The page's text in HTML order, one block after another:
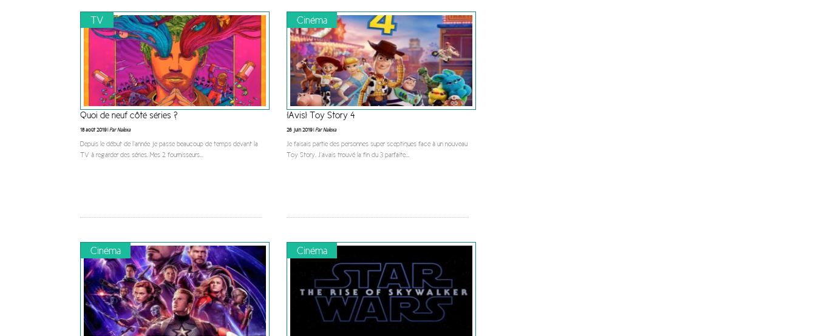
TV
Quoi de neuf côté séries ?
18 août 2019 |Par Nalexa
Depuis le début de l’année je passe beaucoup de temps devant la
TV à regarder des séries. Mes 2 fournisseurs...
Cinéma
[Avis] Toy Story 4
26 juin 2019 |Par Nalexa
Je faisais partie des personnes super sceptiques face à un nouveau
Toy Story. J’avais trouvé la fin du 3 parfaite...
Cinéma Cinéma